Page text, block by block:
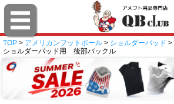
TOP > アメリカンフットボール > ショルダーパッド >
ショルダーパッド用 後部バックル